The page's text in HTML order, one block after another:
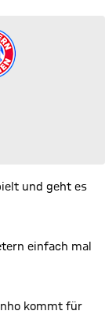
und geht es
einfach mal
kommt für